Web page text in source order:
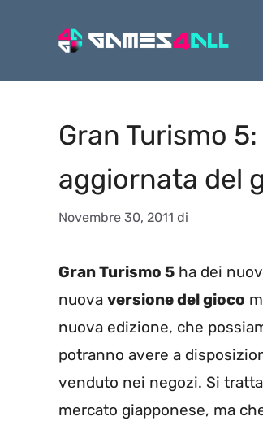
Gran Turismo
aggiornata del
Novembre 30, 2011 di
Gran Turismo 5 ha dei
nuova versione del gioco
nuova edizione, che
potranno avere a
venduto nei negozi. Si
mercato giapponese, ma